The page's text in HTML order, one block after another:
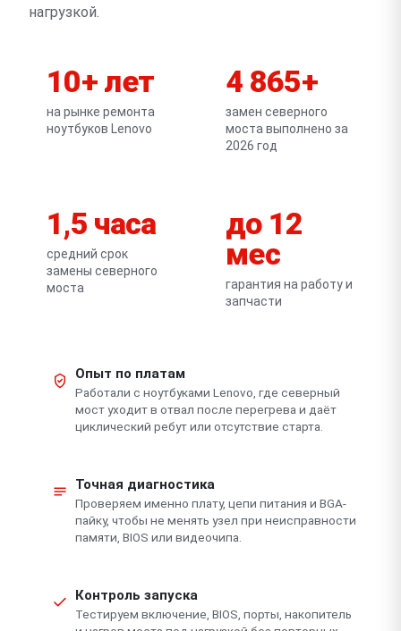
нагрузкой.
10+ лет
на рынке ремонта
ноутбуков Lenovo
4 865+
замен северного
моста выполнено за
2026 год
1,5 часа
средний срок
замены северного
моста
до 12
мес
гарантия на работу и
запчасти
Опыт по платам
Работали с ноутбуками Lenovo, где северный
мост уходит в отвал после перегрева и даёт
циклический ребут или отсутствие старта.
Точная диагностика
Проверяем именно плату, цепи питания и BGA-
пайку, чтобы не менять узел при неисправности
памяти, BIOS или видеочипа.
Контроль запуска
Тестируем включение, BIOS, порты, накопитель